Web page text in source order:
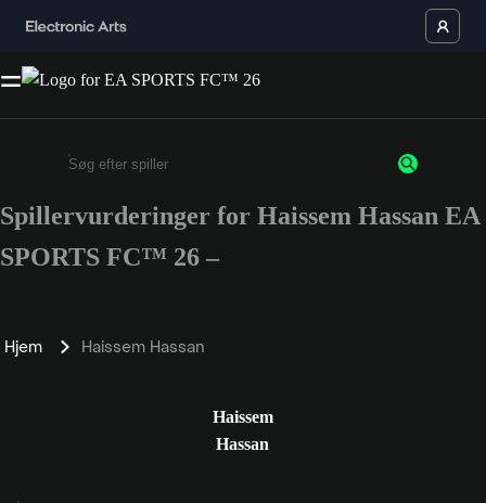
Enter a minimum of 3 characters or numbers
Spillervurderinger for Haissem Hassan EA
SPORTS FC™ 26 –
Hjem Haissem Hassan
Haissem
Hassan